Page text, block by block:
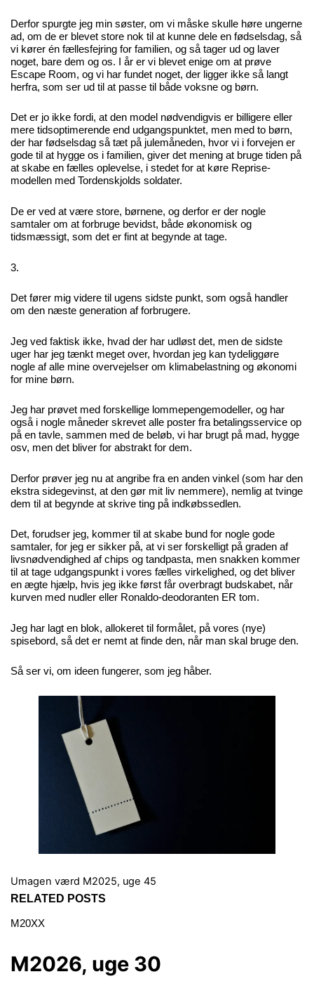
Derfor spurgte jeg min søster, om vi måske skulle høre ungerne
ad, om de er blevet store nok til at kunne dele en fødselsdag, så
vi kører én fællesfejring for familien, og så tager ud og laver
noget, bare dem og os. I år er vi blevet enige om at prøve
Escape Room, og vi har fundet noget, der ligger ikke så langt
herfra, som ser ud til at passe til både voksne og børn.
Det er jo ikke fordi, at den model nødvendigvis er billigere eller
mere tidsoptimerende end udgangspunktet, men med to børn,
der har fødselsdag så tæt på julemåneden, hvor vi i forvejen er
gode til at hygge os i familien, giver det mening at bruge tiden på
at skabe en fælles oplevelse, i stedet for at køre Reprise-
modellen med Tordenskjolds soldater.
De er ved at være store, børnene, og derfor er der nogle
samtaler om at forbruge bevidst, både økonomisk og
tidsmæssigt, som det er fint at begynde at tage.
3.
Det fører mig videre til ugens sidste punkt, som også handler
om den næste generation af forbrugere.
Jeg ved faktisk ikke, hvad der har udløst det, men de sidste
uger har jeg tænkt meget over, hvordan jeg kan tydeliggøre
nogle af alle mine overvejelser om klimabelastning og økonomi
for mine børn.
Jeg har prøvet med forskellige lommepengemodeller, og har
også i nogle måneder skrevet alle poster fra betalingsservice op
på en tavle, sammen med de beløb, vi har brugt på mad, hygge
osv, men det bliver for abstrakt for dem.
Derfor prøver jeg nu at angribe fra en anden vinkel (som har den
ekstra sidegevinst, at den gør mit liv nemmere), nemlig at tvinge
dem til at begynde at skrive ting på indkøbssedlen.
Det, forudser jeg, kommer til at skabe bund for nogle gode
samtaler, for jeg er sikker på, at vi ser forskelligt på graden af
livsnødvendighed af chips og tandpasta, men snakken kommer
til at tage udgangspunkt i vores fælles virkelighed, og det bliver
en ægte hjælp, hvis jeg ikke først får overbragt budskabet, når
kurven med nudler eller Ronaldo-deodoranten ER tom.
Jeg har lagt en blok, allokeret til formålet, på vores (nye)
spisebord, så det er nemt at finde den, når man skal bruge den.
Så ser vi, om ideen fungerer, som jeg håber.
Umagen værd M2025, uge 45
RELATED POSTS
M20XX
M2026, uge 30